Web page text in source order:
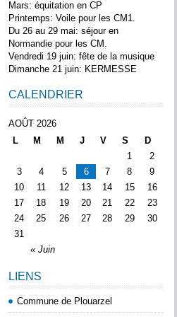
Mars: équitation en CP
Printemps: Voile pour les CM1.
Du 26 au 29 mai: séjour en
Normandie pour les CM.
Vendredi 19 juin: fête de la musique
Dimanche 21 juin: KERMESSE
CALENDRIER
AOÛT 2026
L
M M J V S D
« Juin
1
2
3
4 5 6 7 8
9
10
11 12 13 14 15
16
17
18 19 20 21 22
23
24
25 26 27 28 29
30
31
LIENS
Commune de Plouarzel